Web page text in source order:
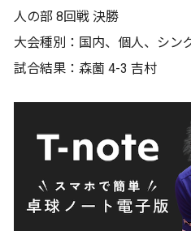
人の部 8回戦 決勝
大会種別：国内、個人、シン
試合結果：森薗 4-3 吉村